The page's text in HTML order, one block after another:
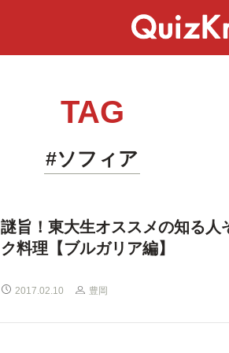
TAG
#ソフィア
謎旨！東大生オススメの知る人
ク料理【ブルガリア編】
2017.02.10 豊岡